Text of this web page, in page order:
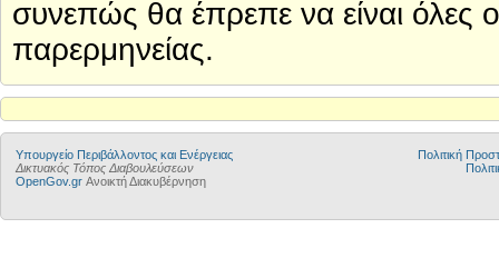
συνεπώς θα έπρεπε να είναι όλες
παρερμηνείας.
Yπουργείο Περιβάλλοντος και Ενέργειας
Δικτυακός Τόπος Διαβουλεύσεων
OpenGov.gr Ανοικτή Διακυβέρνηση
Πολιτική